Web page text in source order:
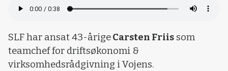
SLF har ansat 43-årigeCarsten Friis som
teamchef for driftsøkonomi &
virksomhedsrådgivning i Vojens.